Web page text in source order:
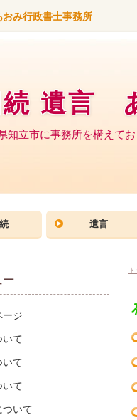
み行政書士事務所
遺言
知立市に事務所を構えて
遺言
ー
ージ
いて
いて
いて
ついて